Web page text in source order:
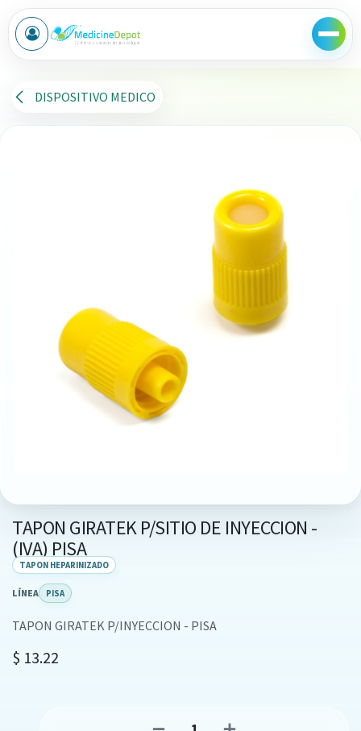
Ir al contenido
DISPOSITIVO MEDICO
TAPON GIRATEK P/SITIO DE INYECCION -
(IVA) PISA
TAPON HEPARINIZADO
LÍNEA PISA
TAPON GIRATEK P/INYECCION - PISA
$ 13.22